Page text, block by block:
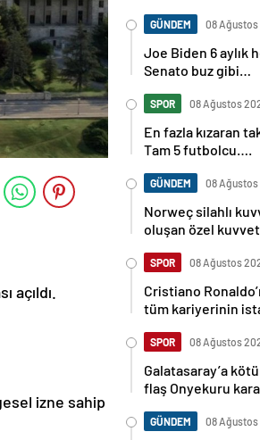
açıldı.
izne sahip
GÜNDEM 08
Joe Biden 6 aylık
Senato buz gibi…
SPOR 08 Ağustos
En fazla kızaran
Tam 5 futbolcu….
GÜNDEM 08
Norweç silahlı
oluşan özel
SPOR 08 Ağustos
Cristiano
tüm kariyerinin
SPOR 08 Ağustos
Galatasaray’a
flaş Onyekuru
GÜNDEM 08